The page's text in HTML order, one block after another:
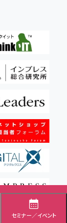
セミナー／イベント